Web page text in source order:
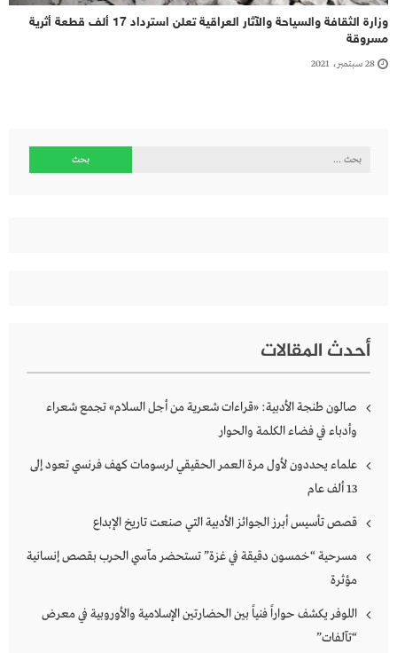
وزارة الثقافة والسياحة والآثار العراقية تعلن استرداد 17 ألف قطعة أثرية
مسروقة
28 سبتمبر، 2021
البحث
أحدث المقالات
صالون طنجة الأدبية: «قراءات شعرية من أجل السلام» تجمع شعراء
وأدباء في فضاء الكلمة والحوار
علماء يحددون لأول مرة العمر الحقيقي لرسومات كهف فرنسي تعود إلى
13 ألف عام
قصص تأسيس أبرز الجوائز الأدبية التي صنعت تاريخ الإبداع
مسرحية “خمسون دقيقة في غزة” تستحضر مآسي الحرب بقصص إنسانية
مؤثرة
اللوفر يكشف حواراً فنياً بين الحضارتين الإسلامية والأوروبية في معرض
“تآلفات”